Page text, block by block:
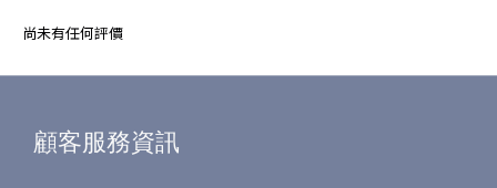
尚未有任何評價
顧客服務資訊